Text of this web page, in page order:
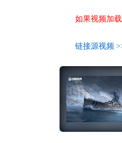
如果视频加
链接源视频